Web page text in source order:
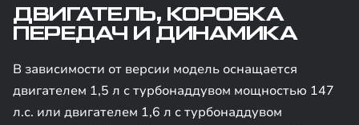
ДВИГАТЕЛЬ, КОРОБКА
ПЕРЕДАЧ И ДИНАМИКА
В зависимости от версии модель оснащается
двигателем 1,5 л с турбонаддувом мощностью 147
л.с. или двигателем 1,6 л с турбонаддувом